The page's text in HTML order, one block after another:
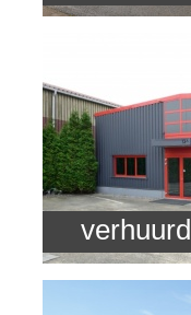
verhuurd